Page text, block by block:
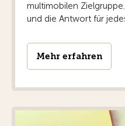
multimobilen
und die Antwort für
Mehr erfahren